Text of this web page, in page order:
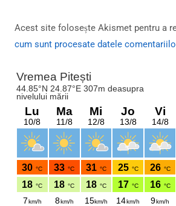
Acest site folosește Akismet pentru a
cum sunt procesate datele